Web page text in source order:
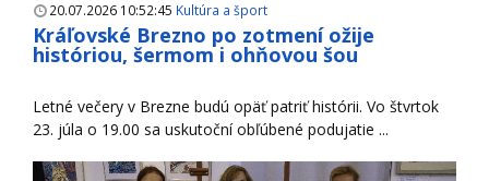
20.07.2026 10:52:45 Kultúra a šport
Kráľovské Brezno po zotmení ožije
históriou, šermom i ohňovou šou
Letné večery v Brezne budú opäť patriť histórii. Vo štvrtok
23. júla o 19.00 sa uskutoční obľúbené podujatie ...